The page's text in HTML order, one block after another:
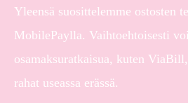
Yleensä suosittelemme ostosten
MobilePaylla. Vaihtoehtoisesti
osamaksuratkaisua, kuten
rahat useassa erässä.